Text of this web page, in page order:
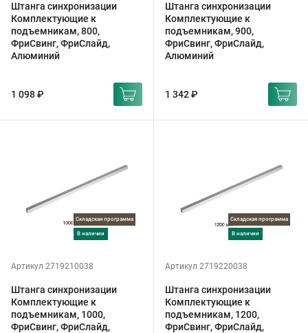
Штанга синхронизации
Комплектующие к
подъемникам, 800,
ФриСвинг, ФриСлайд,
Алюминий
1 098 ₽
Штанга синхронизации
Комплектующие к
подъемникам, 900,
ФриСвинг, ФриСлайд,
Алюминий
1 342 ₽
Складская программа
в наличии
Артикул 2719210038
Штанга синхронизации
Комплектующие к
подъемникам, 1000,
ФриСвинг, ФриСлайд,
Складская программа
в наличии
Артикул 2719220038
Штанга синхронизации
Комплектующие к
подъемникам, 1200,
ФриСвинг, ФриСлайд,